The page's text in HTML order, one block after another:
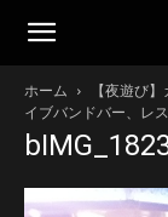
ホーム
【夜遊び
イブバンドバー、レ